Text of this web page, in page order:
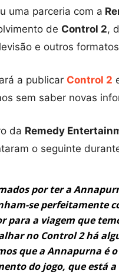
uma parceria com a
de Control 2,
e outros
a publicar Control 2
sem saber novas
da Remedy
o seguinte
por ter a
se perfeitamente
para a viagem que
no Control 2 há
que a Annapurna é
do jogo, que está